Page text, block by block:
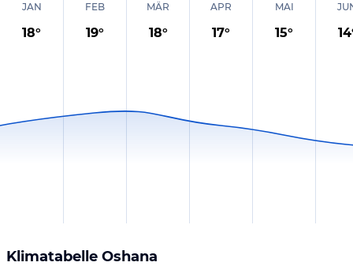
JAN
18°
FEB
19°
MÄR
18°
APR
17°
MAI
15° 14
Klimatabelle Oshana